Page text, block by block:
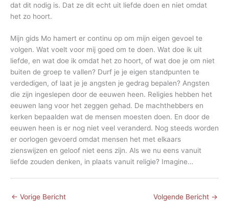
dat dit nodig is. Dat ze dit echt uit liefde doen en niet omdat
het zo hoort.
Mijn gids Mo hamert er continu op om mijn eigen gevoel te
volgen. Wat voelt voor mij goed om te doen. Wat doe ik uit
liefde, en wat doe ik omdat het zo hoort, of wat doe je om niet
buiten de groep te vallen? Durf je je eigen standpunten te
verdedigen, of laat je je angsten je gedrag bepalen? Angsten
die zijn ingeslepen door de eeuwen heen. Religies hebben het
eeuwen lang voor het zeggen gehad. De machthebbers en
kerken bepaalden wat de mensen moesten doen. En door de
eeuwen heen is er nog niet veel veranderd. Nog steeds worden
er oorlogen gevoerd omdat mensen het met elkaars
zienswijzen en geloof niet eens zijn. Als we nu eens vanuit
liefde zouden denken, in plaats vanuit religie? Imagine…
← Vorige Bericht Volgende Bericht →